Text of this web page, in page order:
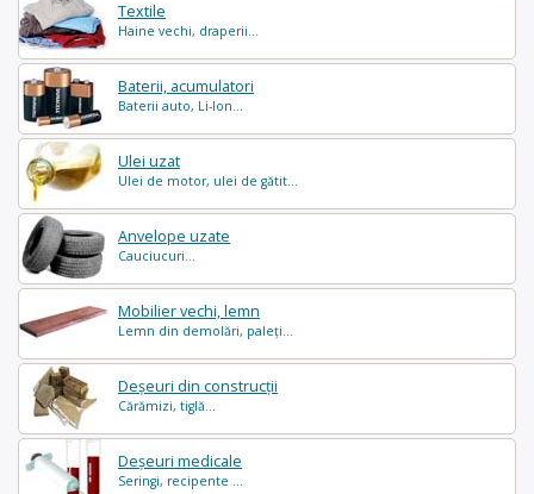
Textile
Haine vechi, draperii...
Baterii, acumulatori
Baterii auto, Li-Ion...
Ulei uzat
Ulei de motor, ulei de gătit...
Anvelope uzate
Cauciucuri...
Mobilier vechi, lemn
Lemn din demolări, paleți...
Deșeuri din construcții
Cărămizi, tiglă...
Deșeuri medicale
Seringi, recipente ...